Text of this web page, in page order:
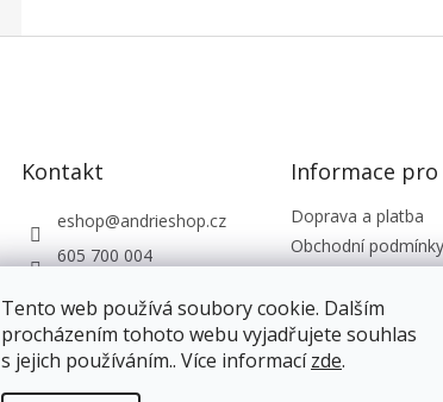
Tento web používá soubory cookie. Dalším
procházením tohoto webu vyjadřujete souhlas
s jejich používáním.. Více informacízde.
Kontakt
eshop@andrieshop.cz
605 700 004
Informace pro
Doprava a platba
Obchodní podmínky
Reklamace, vrácení
Kontakty